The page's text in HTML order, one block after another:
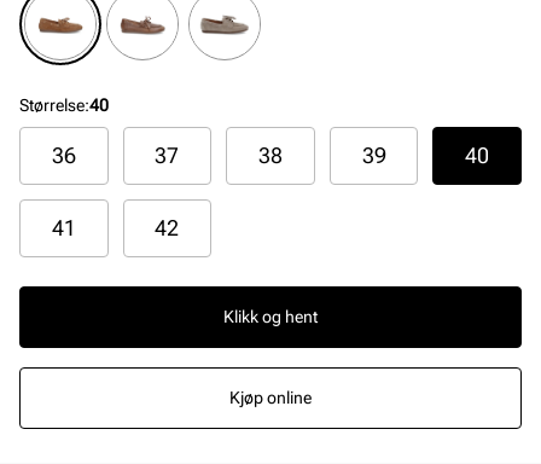
Størrelse:40
36 37 38 39 40
41 42
Klikk og hent
Kjøp online